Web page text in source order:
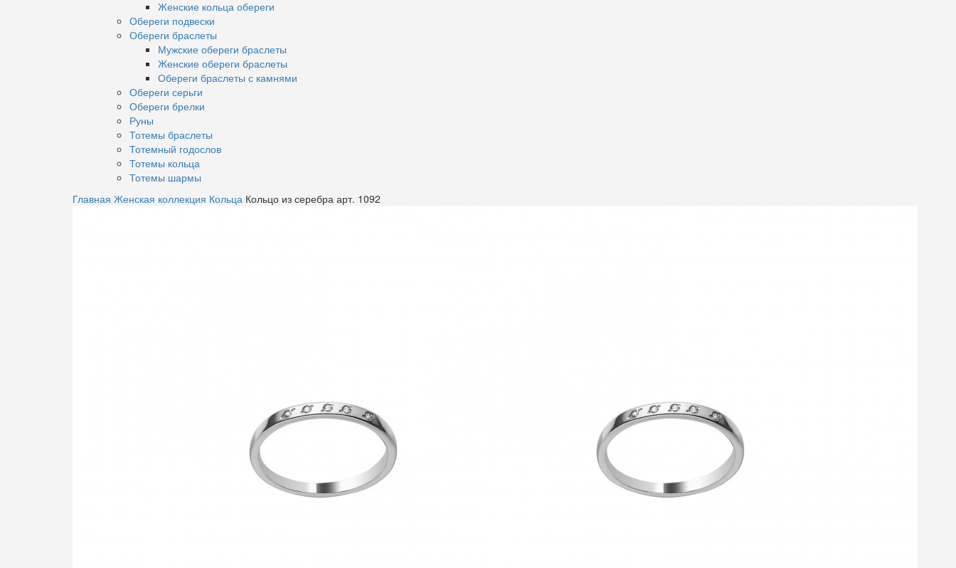
Женские кольца обереги
Обереги подвески
Обереги браслеты
Мужские обереги браслеты
Женские обереги браслеты
Обереги браслеты с камнями
Обереги серьги
Обереги брелки
Руны
Тотемы браслеты
Тотемный годослов
Тотемы кольца
Тотемы шармы
Главная Женская коллекция Кольца Кольцо из серебра арт. 1092